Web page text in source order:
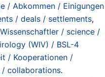
/ Abkommen / Einigungen
/ deals / settlements,
/ science /
(WIV) / BSL-4
/ Kooperationen /
/ collaborations.